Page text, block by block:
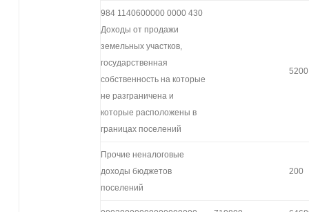
984 1140600000 0000 430
Доходы от продажи
земельных участков,
государственная
собственность на которые
не разграничена и
которые расположены в
границах поселений
5200
Прочие неналоговые
доходы бюджетов
поселений
200